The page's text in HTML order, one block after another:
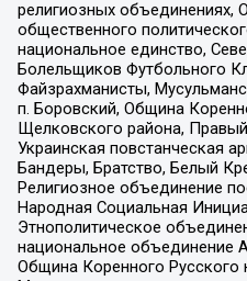
религиозных объединениях,
общественного
национальное единство,
Болельщиков Футбольного
Файзрахманисты,
п. Боровский, Община
Щелковского района,
Украинская повстанческая
Бандеры, Братство, Белый
Религиозное объединение
Народная Социальная
Этнополитическое
национальное объединение
Община Коренного Русского